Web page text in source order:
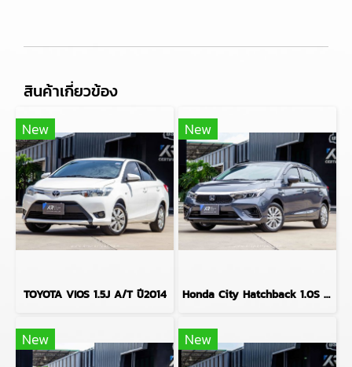
สินค้าเกี่ยวข้อง
New
TOYOTA VIOS 1.5J A/T ปี2014
New
Honda City Hatchback 1.0S Plus AT สีเทา ปี2024
New New